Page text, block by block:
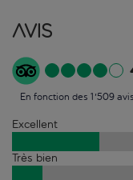
Avis
En fonction des 1'509 avis
Excellent
Très bien